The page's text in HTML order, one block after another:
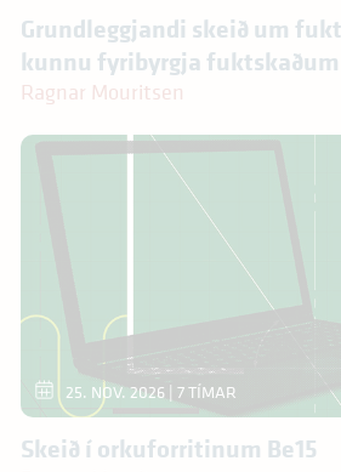
Grundleggjandi skeið um
kunnu fyribyrgja fuktskaðum
Ragnar Mouritsen
25. NOV. 2026 | 7 TÍMAR
Skeið í orkuforritinum Be15